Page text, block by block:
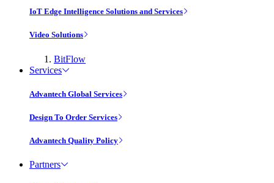
IoT Edge Intelligence Solutions and Services
Video Solutions
BitFlow
Services
Advantech Global Services
Design To Order Services
Advantech Quality Policy
Partners